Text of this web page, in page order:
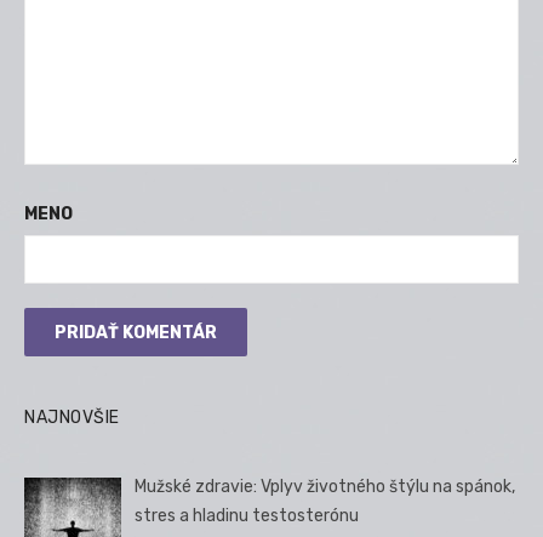
MENO
NAJNOVŠIE
Mužské zdravie: Vplyv životného štýlu na spánok,
stres a hladinu testosterónu